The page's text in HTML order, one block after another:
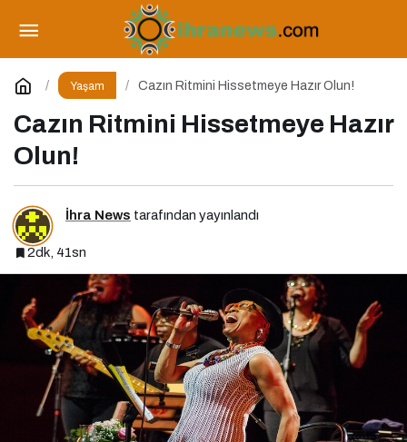
Yaşam Cazın Ritmini Hissetmeye Hazır Olun!
Cazın Ritmini Hissetmeye Hazır
Olun!
İhra News tarafından yayınlandı
2dk, 41sn
Türk Tasarımcıların Küresel Başarısı
Yorum Yap